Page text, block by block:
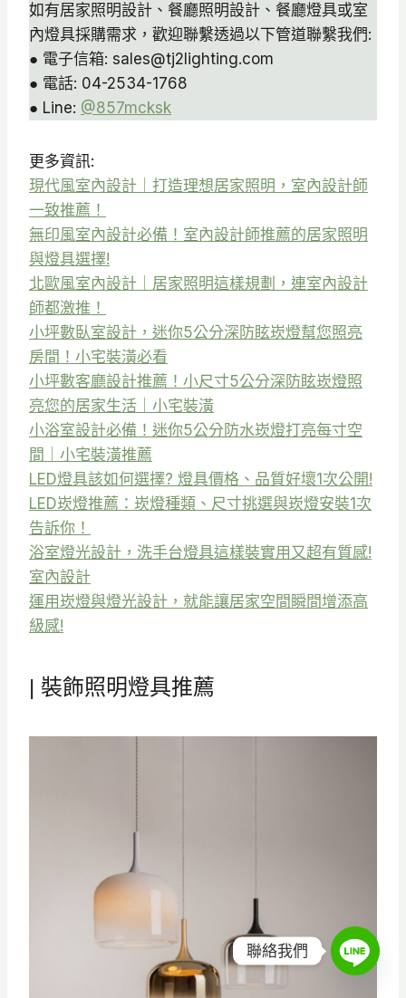
如有居家照明設計、餐廳照明設計、餐廳燈具或室
內燈具採購需求，歡迎聯繫透過以下管道聯繫我們:
● 電子信箱: sales@tj2lighting.com
● 電話: 04-2534-1768
● Line: @857mcksk
更多資訊:
現代風室內設計｜打造理想居家照明，室內設計師
一致推薦！
無印風室內設計必備！室內設計師推薦的居家照明
與燈具選擇!
北歐風室內設計｜居家照明這樣規劃，連室內設計
師都激推！
小坪數臥室設計，迷你5公分深防眩崁燈幫您照亮
房間！小宅裝潢必看
小坪數客廳設計推薦！小尺寸5公分深防眩崁燈照
亮您的居家生活｜小宅裝潢
小浴室設計必備！迷你5公分防水崁燈打亮每寸空
間｜小宅裝潢推薦
LED燈具該如何選擇? 燈具價格、品質好壞1次公開!
LED崁燈推薦：崁燈種類、尺寸挑選與崁燈安裝1次
告訴你！
浴室燈光設計，洗手台燈具這樣裝實用又超有質感!
室內設計
運用崁燈與燈光設計，就能讓居家空間瞬間增添高
級感!
| 裝飾照明燈具推薦
聯絡我們